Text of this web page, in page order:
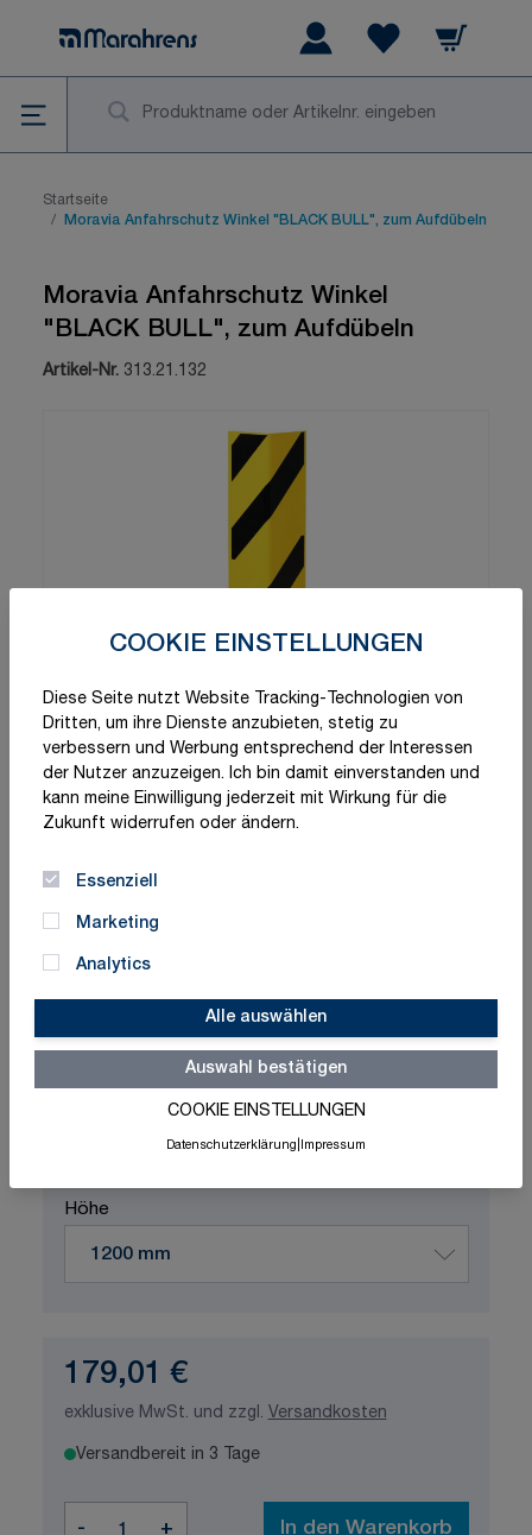
COOKIE EINSTELLUNGEN
Diese Seite nutzt Website Tracking-Technologien von
Dritten, um ihre Dienste anzubieten, stetig zu
verbessern und Werbung entsprechend der Interessen
der Nutzer anzuzeigen. Ich bin damit einverstanden und
kann meine Einwilligung jederzeit mit Wirkung für die
Zukunft widerrufen oder ändern.
Essenziell
Marketing
Analytics
Alle auswählen
Auswahl bestätigen
COOKIE EINSTELLUNGEN
Datenschutzerklärung Impressum
Warenkorb
Startseite
/
Moravia Anfahrschutz Winkel "BLACK BULL", zum Aufdübeln
Moravia Anfahrschutz Winkel
"BLACK BULL", zum Aufdübeln
Artikel-Nr. 313.21.132
Schnelle Lieferung
Made in Germany
ISO-zertifizierte Qualität
Höhe
179,01 €
exklusive MwSt. und zzgl. Versandkosten
Versandbereit in 3 Tage
- + In den Warenkorb